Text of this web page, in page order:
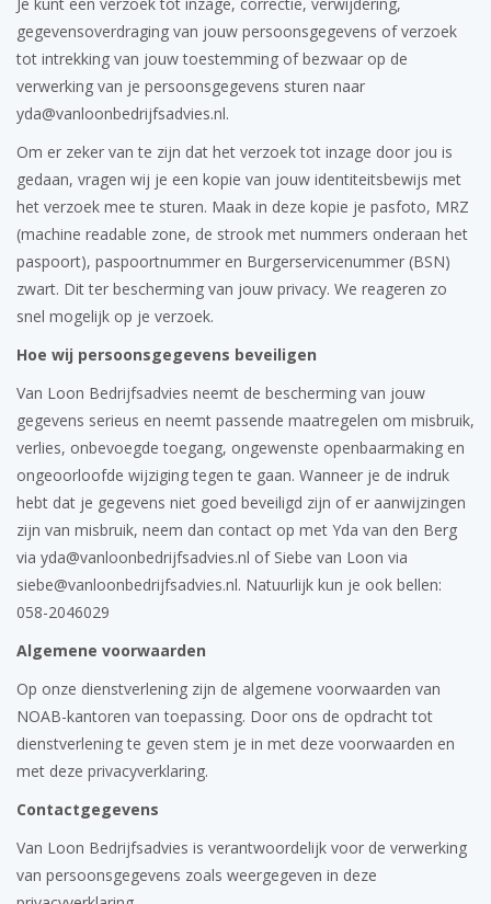
gegevensoverdraging van jouw persoonsgegevens of verzoek
tot intrekking van jouw toestemming of bezwaar op de
verwerking van je persoonsgegevens sturen naar
yda@vanloonbedrijfsadvies.nl.
Om er zeker van te zijn dat het verzoek tot inzage door jou is
gedaan, vragen wij je een kopie van jouw identiteitsbewijs met
het verzoek mee te sturen. Maak in deze kopie je pasfoto, MRZ
(machine readable zone, de strook met nummers onderaan het
paspoort), paspoortnummer en Burgerservicenummer (BSN)
zwart. Dit ter bescherming van jouw privacy. We reageren zo
snel mogelijk op je verzoek.
Hoe wij persoonsgegevens beveiligen
Van Loon Bedrijfsadvies neemt de bescherming van jouw
gegevens serieus en neemt passende maatregelen om misbruik,
verlies, onbevoegde toegang, ongewenste openbaarmaking en
ongeoorloofde wijziging tegen te gaan. Wanneer je de indruk
hebt dat je gegevens niet goed beveiligd zijn of er aanwijzingen
zijn van misbruik, neem dan contact op met Yda van den Berg
via yda@vanloonbedrijfsadvies.nl of Siebe van Loon via
siebe@vanloonbedrijfsadvies.nl. Natuurlijk kun je ook bellen:
058-2046029
Algemene voorwaarden
Op onze dienstverlening zijn de algemene voorwaarden van
NOAB-kantoren van toepassing. Door ons de opdracht tot
dienstverlening te geven stem je in met deze voorwaarden en
met deze privacyverklaring.
Contactgegevens
Van Loon Bedrijfsadvies is verantwoordelijk voor de verwerking
van persoonsgegevens zoals weergegeven in deze